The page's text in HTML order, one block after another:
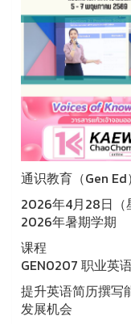
通识教育（Gen
2026年4月28日（
2026年暑期学期
课程
GEN0207 职业英
提升英语简历撰写
发展机会